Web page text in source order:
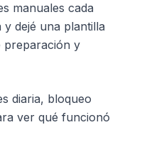
manuales cada
dejé una plantilla
preparación y
diaria, bloqueo
ver qué funcionó